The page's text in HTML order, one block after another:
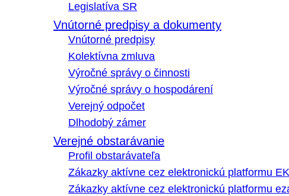
Legislatíva SR
Vnútorné predpisy a dokumenty
Vnútorné predpisy
Kolektívna zmluva
Výročné správy o činnosti
Výročné správy o hospodárení
Verejný odpočet
Dlhodobý zámer
Verejné obstarávanie
Profil obstarávateľa
Zákazky aktívne cez elektronickú platformu
Zákazky aktívne cez elektronickú platformu